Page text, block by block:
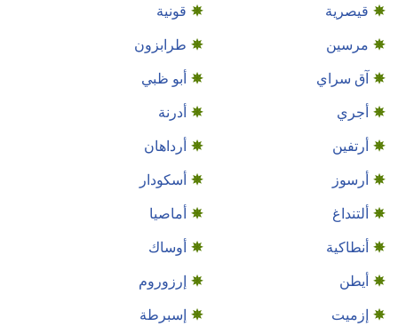
قيصرية
قونية
مرسين
طرابزون
آق سراي
أبو ظبي
أجري
أدرنة
أرتفين
أرداهان
أرسوز
أسكودار
ألتنداغ
أماصيا
أنطاكية
أوساك
أيطن
إرزوروم
إزميت
إسبرطة